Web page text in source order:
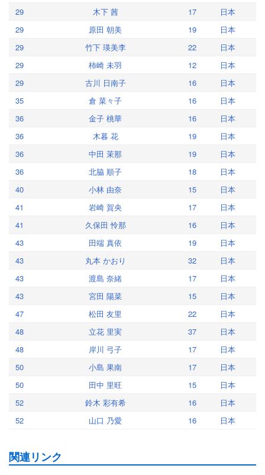
29
木下 茜 17
日本
29
原田 朝美 19
日本
29
竹下 瑛美李 22
日本
29
柿崎 未羽 12
日本
29
古川 日南子 16
日本
35
倉 菜々子 16
日本
36
金子 桃華 16
日本
36
木暮 花 19
日本
36
中田 茉那 19
日本
36
北脇 順子 18
日本
40
小林 由奈 15
日本
41
岩崎 賀央 17
日本
41
久保田 怜那 16
日本
43
田端 真依 19
日本
43
丸本 かおり 32
日本
43
渡島 奈緒 17
日本
43
宮田 陽菜 15
日本
47
松田 友里 22
日本
48
立花 里実 37
日本
48
岸川 弓子 17
日本
50
小島 果南 17
日本
50
田中 里旺 15
日本
52
鈴木 彩有希 16
日本
52
山口 乃愛 16 日本
関連リンク